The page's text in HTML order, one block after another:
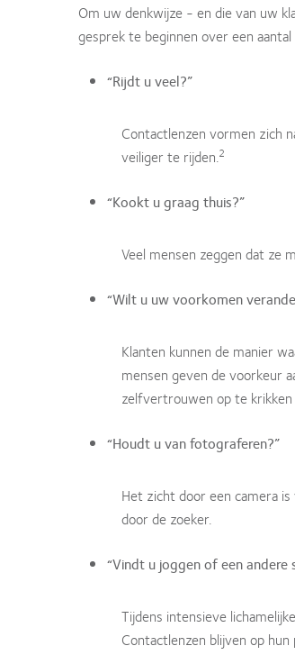
Om uw denkwijze - en die van uw
gesprek te beginnen over een
“Rijdt u veel?”
Contactlenzen vormen zich
veiliger te rijden.2
“Kookt u graag thuis?”
Veel mensen zeggen dat ze
“Wilt u uw voorkomen
Klanten kunnen de manier
mensen geven de voorkeur
zelfvertrouwen op te
“Houdt u van fotograferen?”
Het zicht door een camera
door de zoeker.
“Vindt u joggen of een
Tijdens intensieve
Contactlenzen blijven op